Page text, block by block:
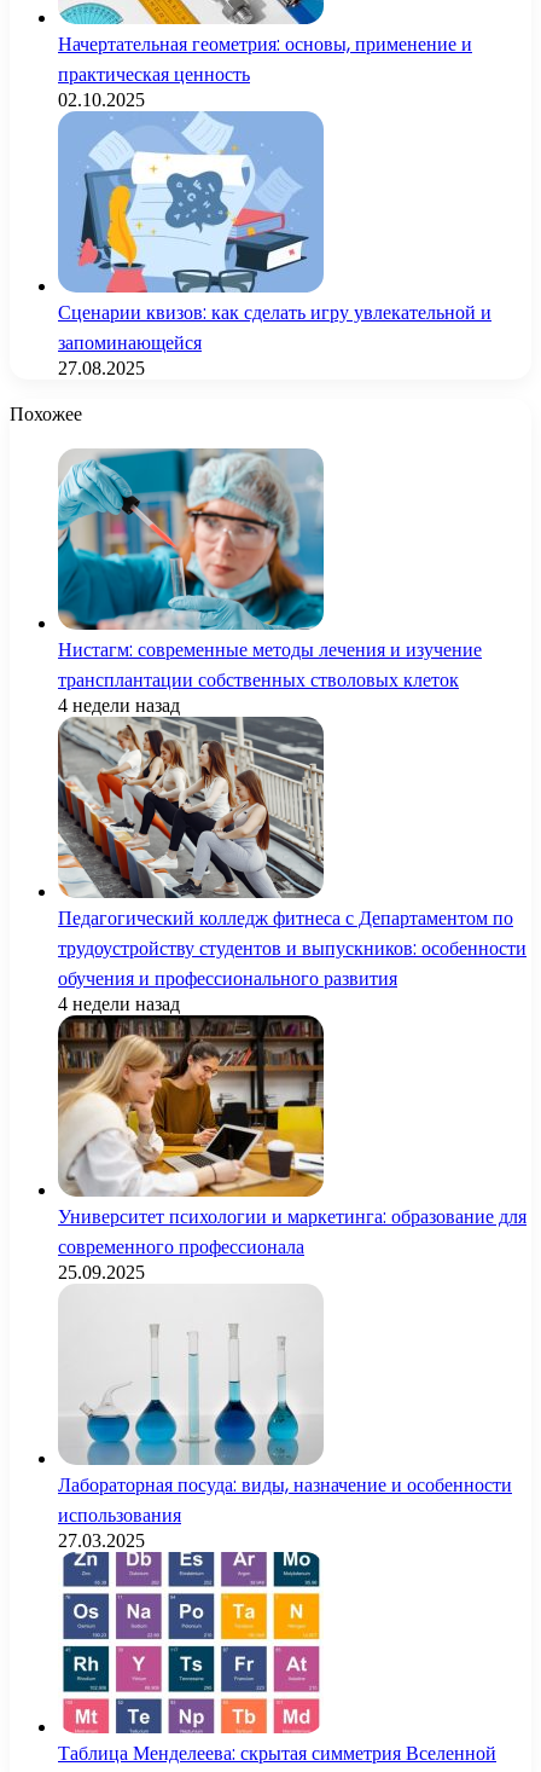
Начертательная геометрия: основы, применение и
практическая ценность
02.10.2025
Сценарии квизов: как сделать игру увлекательной и
запоминающейся
27.08.2025
Похожее
Нистагм: современные методы лечения и изучение
трансплантации собственных стволовых клеток
4 недели назад
Педагогический колледж фитнеса с Департаментом по
трудоустройству студентов и выпускников: особенности
обучения и профессионального развития
4 недели назад
Университет психологии и маркетинга: образование для
современного профессионала
25.09.2025
Лабораторная посуда: виды, назначение и особенности
использования
27.03.2025
Таблица Менделеева: скрытая симметрия Вселенной